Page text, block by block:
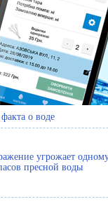
о воде
угрожает
пресной воды